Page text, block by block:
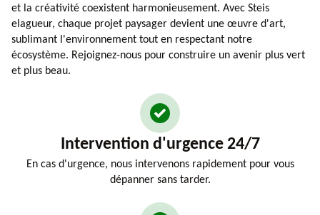
et la créativité coexistent harmonieusement. Avec Steis
elagueur, chaque projet paysager devient une œuvre d'art,
sublimant l'environnement tout en respectant notre
écosystème. Rejoignez-nous pour construire un avenir plus vert
et plus beau.
Intervention d'urgence 24/7
En cas d'urgence, nous intervenons rapidement pour vous
dépanner sans tarder.